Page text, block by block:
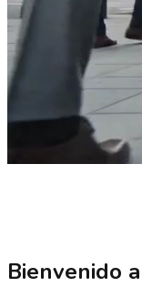
Bienvenido a